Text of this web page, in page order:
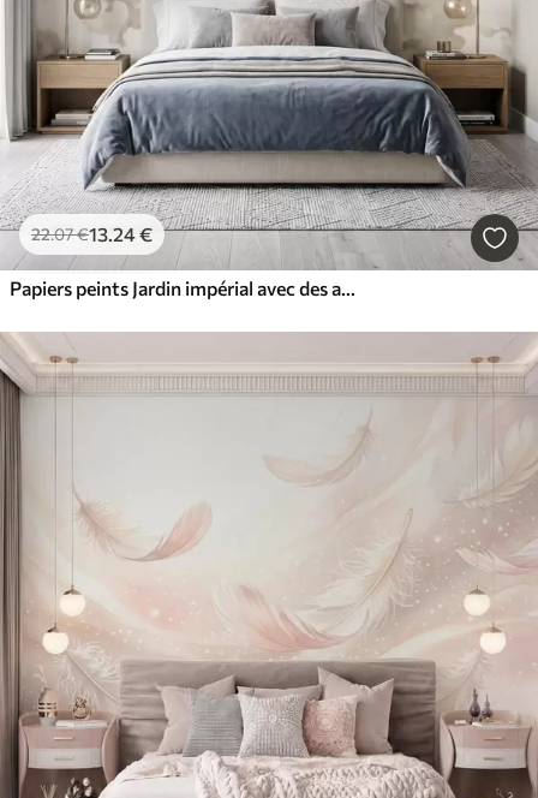
22.07€13.24€
Papiers peints Jardin impérial avec des animaux de style oriental : singe, léopard, tigre, paon et héron